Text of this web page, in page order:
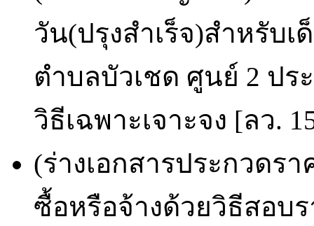
วัน(ปรุงสำเร็จ)สำหรับ
ตำบลบัวเชด ศูนย์ 2 ปร
วิธีเฉพาะเจาะจง [ลว.
(ร่างเอกสารประกวดรา
ซื้อหรือจ้างด้วยวิธีสอบ